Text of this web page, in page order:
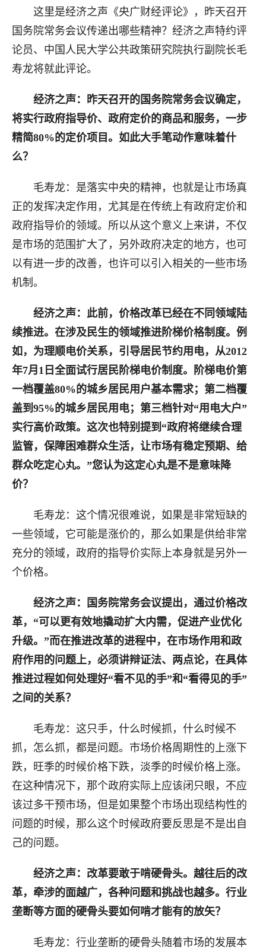
这里是经济之声《央广财经评论》， 昨天召开
国务院常务会议传递出哪些精神？ 经济之声特约评
论员、 中国人民大学公共政策研究院执行副院长毛
寿龙将就此评论。
经济之声： 昨天召开的国务院常务会议确定，
将实行政府指导价、政府定价的商品和服务， 一步
精简80% 的定价项目 。如此大手笔动作意味着什
么？
毛寿龙：是落实中央的精神，也就是让市场真
正的发挥决定作用，尤其是在传统上有政府定价和
政府指导价的领域。所以从这个意义上来讲，不仅
是市场的范围扩大了，另外政府决定的地方，也可
以有进一步的改善，也许可以引入相关的一些市场
机制。
经济之声：此前，价格改革已经在不同领域陆
续推进。在涉及民生的领域推进阶梯价格制度。例
如，为理顺电价关系，引导居民节约用电，从2012
年7月 1 日全面试行居民阶梯电价制度。阶梯电价第
一档覆盖80% 的城乡居民用户基本需求；第二档覆
盖到95% 的城乡居民用电；第三档针对“用电大户”
实行高价政策。这次也特别提到“政府将继续合理
监管，保障困难群众生活，让市场有稳定预期、给
群众吃定心丸。”您认为这定心丸是不是意味降
价？
毛寿龙：这个情况很难说，如果是非常短缺的
一些领域，它可能是涨价的，那么如果是供给非常
充分的领域，政府的指导价实际上本身就是另外一
个价格。
经济之声：国务院常务会议提出，通过价格改
革，“可以更有效地撬动扩大内需，促进产业优化
升级。”而在推进改革的进程中，在市场作用和政
府作用的问题上，必须讲辩证法、两点论，在具体
推进过程如何处理好“看不见的手”和“看得见的手”
之间的关系？
毛寿龙：这只手，什么时候抓，什么时候不
抓，怎么抓，都是问题。市场价格周期性的上涨下
跌，旺季的时候价格下跌，淡季的时候价格上涨。
在这种情况下，那个政府实际上应该闭只眼，不应
该过多干预市场，但是如果整个市场出现结构性的
问题的时候，那么这个时候政府要反思是不是出自
己的问题。
经济之声：改革要敢于啃硬骨头。越往后的改
革，牵涉的面越广，各种问题和挑战也越多。行业
垄断等方面的硬骨头要如何啃才能有的放矢？
毛寿龙：行业垄断的硬骨头随着市场的发展本